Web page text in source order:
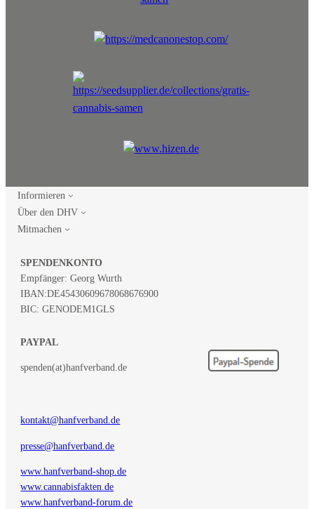
Informieren
Über den DHV
Mitmachen
SPENDENKONTO
Empfänger: Georg Wurth
IBAN:DE45430609678068676900
BIC: GENODEM1GLS
PAYPAL
spenden(at)hanfverband.de
kontakt@hanfverband.de
presse@hanfverband.de
www.hanfverband-shop.de
www.cannabisfakten.de
www.hanfverband-forum.de